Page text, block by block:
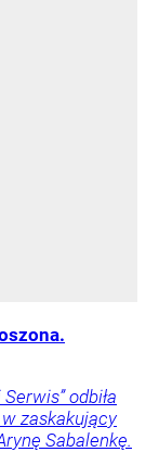
odbiła
zaskakujący
Sabalenkę.